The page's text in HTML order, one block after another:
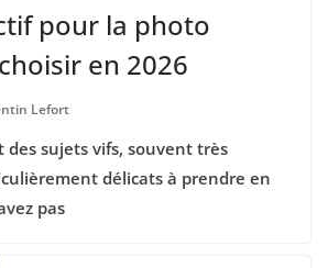
pour la photo
en 2026
Lefort
des sujets vifs, souvent très
délicats à prendre en
pas